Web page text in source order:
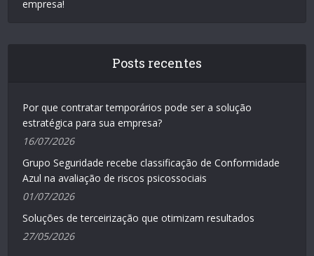
empresa!
Posts recentes
Por que contratar temporários pode ser a solução
estratégica para sua empresa?
16/07/2026
Grupo Seguridade recebe classificação de Conformidade
Azul na avaliação de riscos psicossociais
01/07/2026
Soluções de terceirização que otimizam resultados
27/05/2026